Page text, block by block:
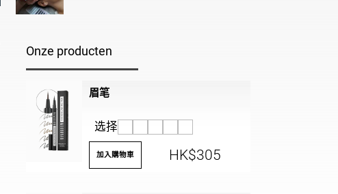
Onze producten
眉笔
选择
加入購物車 HK$305